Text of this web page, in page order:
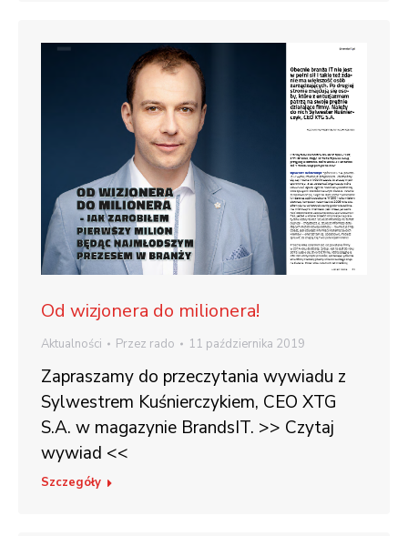
Od wizjonera do milionera!
Aktualności Przez rado 11 października 2019
Zapraszamy do przeczytania wywiadu z
Sylwestrem Kuśnierczykiem, CEO XTG
S.A. w magazynie BrandsIT. >> Czytaj
wywiad <<
Szczegóły